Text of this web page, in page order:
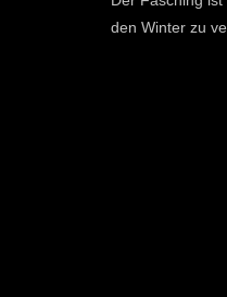
den Winter zu